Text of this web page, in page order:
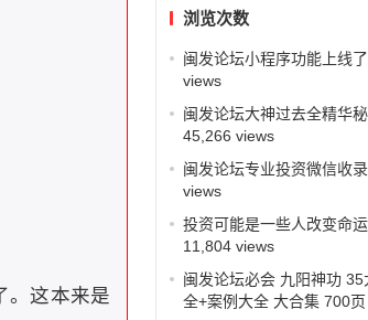
。这本来是
浏览次数
闽发论坛小程序功能上线了
views
闽发论坛大神过去全精华
45,266 views
闽发论坛专业投资微信收录
views
投资可能是一些人改变命
11,804 views
闽发论坛必会 九阳神功
全+案例大全 大合集 700页